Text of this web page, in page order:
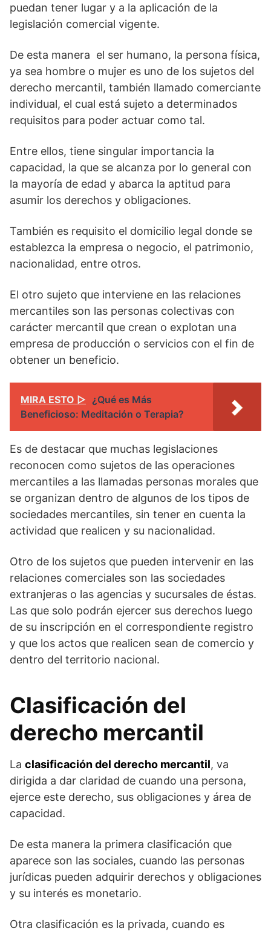
puedan tener lugar y a la aplicación de la
legislación comercial vigente.
De esta manera el ser humano, la persona física,
ya sea hombre o mujer es uno de los sujetos del
derecho mercantil, también llamado comerciante
individual, el cual está sujeto a determinados
requisitos para poder actuar como tal.
Entre ellos, tiene singular importancia la
capacidad, la que se alcanza por lo general con
la mayoría de edad y abarca la aptitud para
asumir los derechos y obligaciones.
También es requisito el domicilio legal donde se
establezca la empresa o negocio, el patrimonio,
nacionalidad, entre otros.
El otro sujeto que interviene en las relaciones
mercantiles son las personas colectivas con
carácter mercantil que crean o explotan una
empresa de producción o servicios con el fin de
obtener un beneficio.
MIRA ESTO ▷ ¿Qué es Más
Beneficioso: Meditación o Terapia?
Es de destacar que muchas legislaciones
reconocen como sujetos de las operaciones
mercantiles a las llamadas personas morales que
se organizan dentro de algunos de los tipos de
sociedades mercantiles, sin tener en cuenta la
actividad que realicen y su nacionalidad.
Otro de los sujetos que pueden intervenir en las
relaciones comerciales son las sociedades
extranjeras o las agencias y sucursales de éstas.
Las que solo podrán ejercer sus derechos luego
de su inscripción en el correspondiente registro
y que los actos que realicen sean de comercio y
dentro del territorio nacional.
Clasificación del
derecho mercantil
La clasificación del derecho mercantil, va
dirigida a dar claridad de cuando una persona,
ejerce este derecho, sus obligaciones y área de
capacidad.
De esta manera la primera clasificación que
aparece son las sociales, cuando las personas
jurídicas pueden adquirir derechos y obligaciones
y su interés es monetario.
Otra clasificación es la privada, cuando es